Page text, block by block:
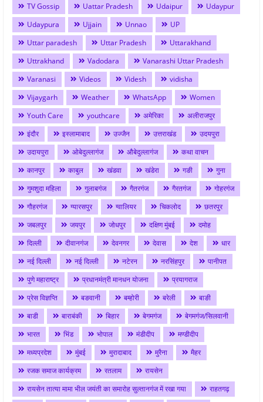
TV Gossip
Uattar Pradesh Udaipur
Udaypur
Udaypura
Ujjain Unnao
UP
Uttar paradesh
Uttar Pradesh
Uttarakhand
Uttrakhand
Vadodara
Vanarashi Uttar Pradesh
Varanasi
Videos Videsh
vidisha
Vijaygarh
Weather WhatsApp
Women
Youth Care
youthcare अमेरिका
अलीराजपुर
इंदौर
इस्लामाबाद उज्जैन उत्तराखंड
उदयपुरा
उदायपुरा
ओबेदुल्लागंज औबेदुल्लागंज
कथा वाचन
कानपुर
काबुल खंडवा खंडेरा गङी
गुना
गुमशुदा महिला
गुलाबगंज गैतरगंज गैरतगंज
गोहरगंज
गौहरगंज
ग्यारसपुर ग्वालियर चिकलोद
छतरपुर
जबलपुर
जयपुर जोधपुर दक्षिण मुंबई
दमोह
दिल्ली
दीवानगंज देवनगर देवास देश
धार
नई दिल्ली
नई दिल्ली नटेरन नरसिंहपुर
पानीपत
पुणे महाराष्ट्र
प्रधानमंत्री मानधन योजना
प्रयागराज
प्रेस विज्ञप्ति
बङवानी बम्होरी बरेली
बाङी
बाडी
बाराबंकी बिहार बेगमगंज
बेगमगंज/सिलवानी
भारत
भिंड भोपाल मंडीदीप
मण्डीदीप
मध्यप्रदेश
मुंबई मुरादाबाद मुरैना
मैहर
रजक समाज कार्यक्रम
रतलाम
रायसेन
रायसेन तात्या मामा भील जयंती का समारोह सुल्तानगंज में रखा गया
राहतगढ़